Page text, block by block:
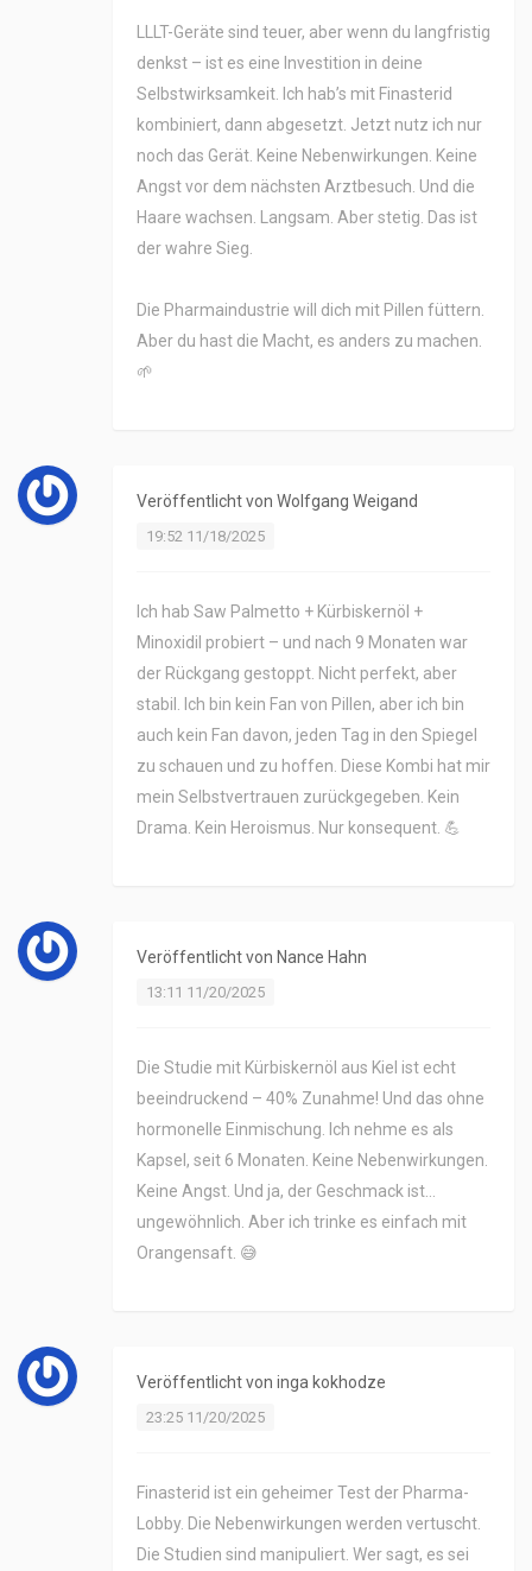
LLLT-Geräte sind teuer, aber wenn du langfristig
denkst – ist es eine Investition in deine
Selbstwirksamkeit. Ich hab’s mit Finasterid
kombiniert, dann abgesetzt. Jetzt nutz ich nur
noch das Gerät. Keine Nebenwirkungen. Keine
Angst vor dem nächsten Arztbesuch. Und die
Haare wachsen. Langsam. Aber stetig. Das ist
der wahre Sieg.
Die Pharmaindustrie will dich mit Pillen füttern.
Aber du hast die Macht, es anders zu machen.
🌱
Veröffentlicht von Wolfgang Weigand
19:52 11/18/2025
Ich hab Saw Palmetto + Kürbiskernöl +
Minoxidil probiert – und nach 9 Monaten war
der Rückgang gestoppt. Nicht perfekt, aber
stabil. Ich bin kein Fan von Pillen, aber ich bin
auch kein Fan davon, jeden Tag in den Spiegel
zu schauen und zu hoffen. Diese Kombi hat mir
mein Selbstvertrauen zurückgegeben. Kein
Drama. Kein Heroismus. Nur konsequent. 💪
Veröffentlicht von Nance Hahn
13:11 11/20/2025
Die Studie mit Kürbiskernöl aus Kiel ist echt
beeindruckend – 40% Zunahme! Und das ohne
hormonelle Einmischung. Ich nehme es als
Kapsel, seit 6 Monaten. Keine Nebenwirkungen.
Keine Angst. Und ja, der Geschmack ist…
ungewöhnlich. Aber ich trinke es einfach mit
Orangensaft. 😅
Veröffentlicht von inga kokhodze
23:25 11/20/2025
Finasterid ist ein geheimer Test der Pharma-
Lobby. Die Nebenwirkungen werden vertuscht.
Die Studien sind manipuliert. Wer sagt, es sei